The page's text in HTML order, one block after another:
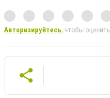
Авторизируйтесь, чтобы оценить